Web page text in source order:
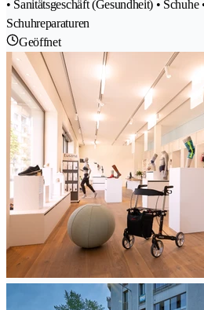
• Sanitätsgeschäft (Gesundheit) • Schuhe
Schuhreparaturen
Geöffnet